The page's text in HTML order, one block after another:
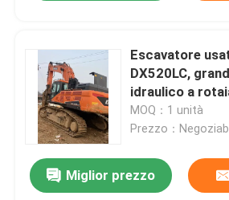
Prodotti
Video
Su di noi
Escavatore
DX520LC,
idraulico a
MOQ：1 unità
Prezzo：
Miglior prezzo